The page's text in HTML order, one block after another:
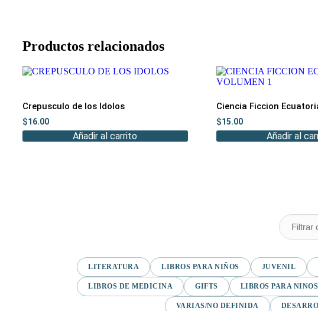
Productos relacionados
Crepusculo de los Idolos
$16.00
Añadir al carrito
Ciencia Ficcion
$15.00
Añadir al
LITERATURA LIBROS PARA NIÑOS JUVENIL
LIBROS DE MEDICINA GIFTS LIBROS PARA NINOS
VARIAS/NO DEFINIDA